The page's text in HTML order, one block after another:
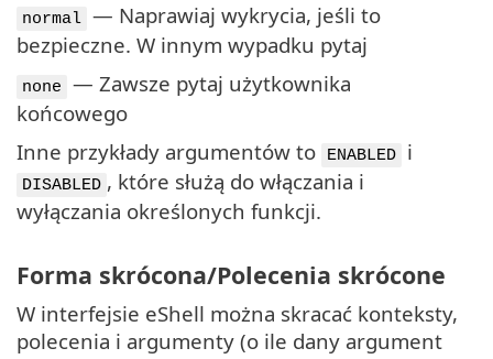
normal
— Naprawiaj wykrycia, jeśli to
bezpieczne. W innym wypadku pytaj
none
— Zawsze pytaj użytkownika
końcowego
Inne przykłady argumentów to
ENABLED i
DISABLED , które służą do włączania i
wyłączania określonych funkcji.
Forma skrócona/Polecenia skrócone
W interfejsie eShell można skracać konteksty,
polecenia i argumenty (o ile dany argument